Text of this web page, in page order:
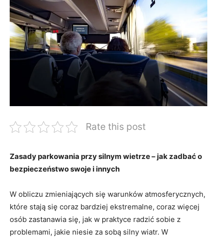
Rate this post
Zasady parkowania przy silnym wietrze ‌– jak zadbać o
bezpieczeństwo swoje i innych
W obliczu‌ zmieniających się warunków atmosferycznych,
które ⁣stają się ⁢coraz bardziej ekstremalne,​ coraz więcej
osób zastanawia się, jak w praktyce ‍radzić​ sobie z
problemami, jakie niesie⁣ za sobą ⁤silny wiatr.⁤ W‍